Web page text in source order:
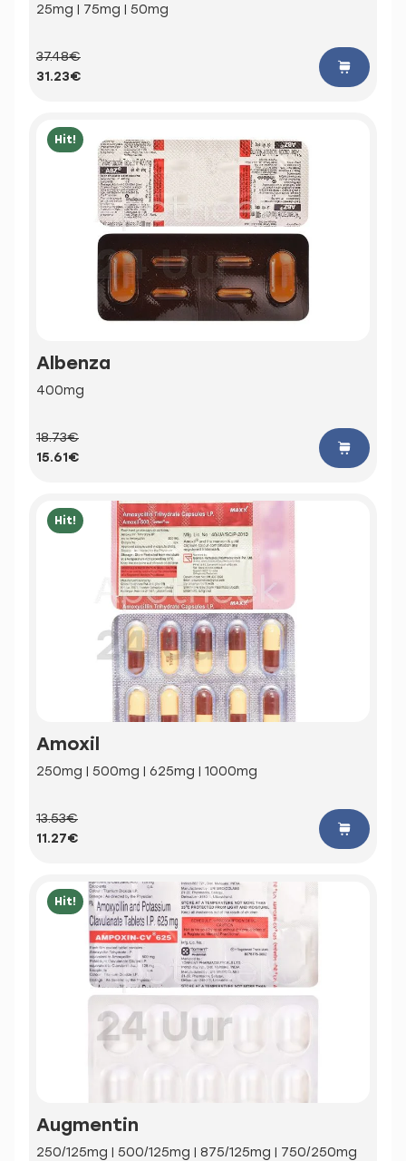
25mg | 75mg | 50mg
37.48€
31.23€
Hit!
Albenza
400mg
18.73€
15.61€
Hit!
Amoxil
250mg | 500mg | 625mg | 1000mg
13.53€
11.27€
Hit!
Augmentin
250/125mg | 500/125mg | 875/125mg | 750/250mg